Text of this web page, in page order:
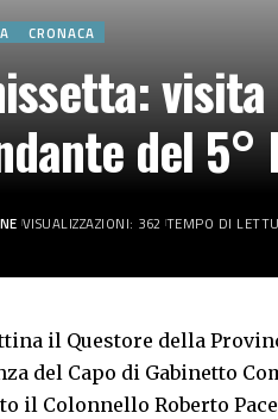
CRONACA
del 5°
VISUALIZZAZIONI: 362 TEMPO DI
il Questore della
del Capo di Gabinetto
il Colonnello Roberto